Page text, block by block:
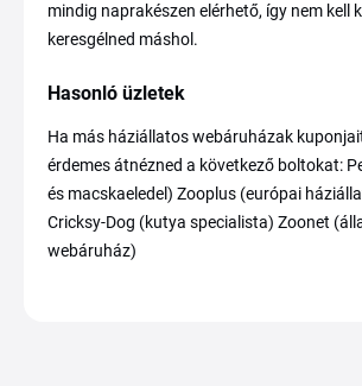
mindig naprakészen elérhető, így nem kell
keresgélned máshol.
Hasonló üzletek
Ha más háziállatos webáruházak
érdemes átnézned a következő boltokat:
és macskaeledel) Zooplus (európai
Cricksy-Dog (kutya specialista) Zoonet
webáruház)